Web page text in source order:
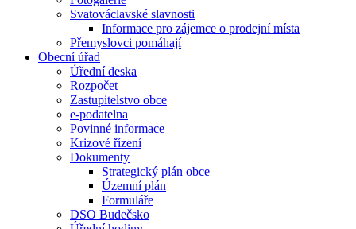
Svatováclavské slavnosti
Informace pro zájemce o prodejní místa
Přemyslovci pomáhají
Obecní úřad
Úřední deska
Rozpočet
Zastupitelstvo obce
e-podatelna
Povinné informace
Krizové řízení
Dokumenty
Strategický plán obce
Územní plán
Formuláře
DSO Budečsko